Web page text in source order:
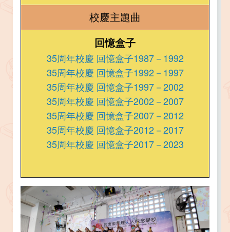
校慶主題曲
回憶盒子
35周年校慶 回憶盒子1987－1992
35周年校慶 回憶盒子1992－1997
35周年校慶 回憶盒子1997－2002
35周年校慶 回憶盒子2002－2007
35周年校慶 回憶盒子2007－2012
35周年校慶 回憶盒子2012－2017
35周年校慶 回憶盒子2017－2023